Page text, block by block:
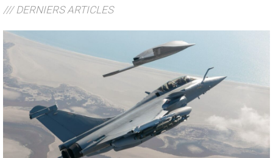
/// DERNIERS ARTICLES